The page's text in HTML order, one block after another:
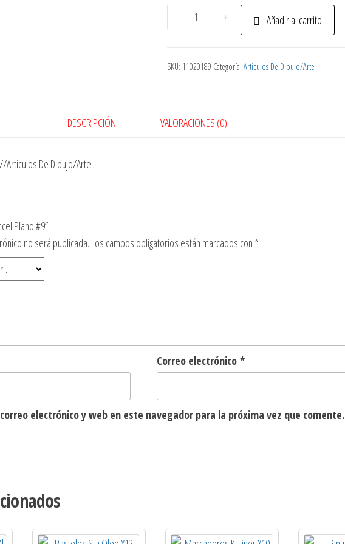
-
Pincel
Plano
cantidad
+ Añadir al carrito
SKU: 11020189 Categoría: Articulos De Dibujo/Arte
DESCRIPCIÓN VALORACIONES (0)
Articulos De Dibujo/Arte
Plano #9”
no será publicada. Los campos obligatorios están marcados con *
Correo electrónico *
electrónico y web en este navegador para la próxima vez que comente.